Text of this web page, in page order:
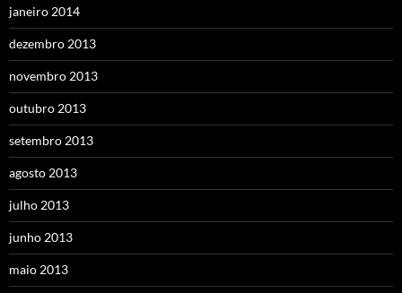
janeiro 2014
dezembro 2013
novembro 2013
outubro 2013
setembro 2013
agosto 2013
julho 2013
junho 2013
maio 2013